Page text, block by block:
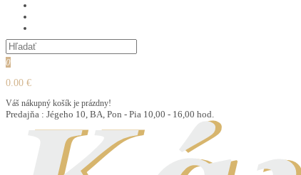
0
0.00 €
Váš nákupný košík je prázdny!
Predajňa : Jégeho 10, BA, Pon - Pia 10,00 - 16,00 hod.